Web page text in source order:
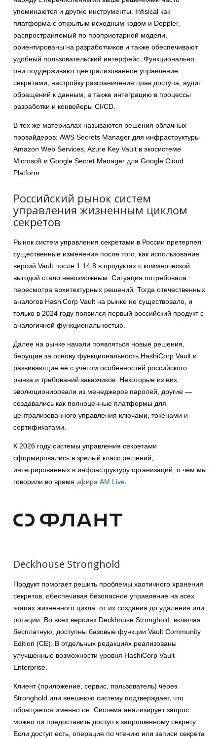
упоминаются и другие инструменты. Infisical как
платформа с открытым исходным кодом и Doppler,
распространяемый по проприетарной модели,
ориентированы на разработчиков и также обеспечивают
удобный пользовательский интерфейс. Функционально
они поддерживают централизованное управление
секретами, настройку разграничения прав доступа, аудит
обращений к данным, а также интеграцию в процессы
разработки и конвейеры CI/CD.
В тех же материалах называются решения облачных
провайдеров: AWS Secrets Manager для инфраструктуры
Amazon Web Services, Azure Key Vault в экосистеме
Microsoft и Google Secret Manager для Google Cloud
Platform.
Российский рынок систем
управления жизненным циклом
секретов
Рынок систем управления секретами в России претерпел
существенные изменения после того, как использование
версий Vault после 1.14.8 в продуктах с коммерческой
выгодой стало невозможным. Ситуация потребовала
пересмотра архитектурных решений. Тогда отечественных
аналогов HashiCorp Vault на рынке не существовало, и
только в 2024 году появился первый российский продукт с
аналогичной функциональностью.
Далее на рынке начали появляться новые решения,
берущие за основу функциональность HashiCorp Vault и
развивающие её с учётом особенностей российского
рынка и требований заказчиков. Некоторые из них
эволюционировали из менеджеров паролей, другие —
создавались как полноценные платформы для
централизованного управления ключами, токенами и
сертификатами.
К 2026 году системы управления секретами
сформировались в зрелый класс решений,
интегрированных в инфраструктуру организаций, о чём мы
говорили во время эфира AM Live.
Deckhouse Stronghold
Продукт помогает решить проблемы хаотичного хранения
секретов, обеспечивая безопасное управление на всех
этапах жизненного цикла: от их создания до удаления или
ротации. Во всех версиях Deckhouse Stronghold, включая
бесплатную, доступны базовые функции Vault Community
Edition (CE). В отдельных редакциях реализованы
улучшенные возможности уровня HashiCorp Vault
Enterprise.
Клиент (приложение, сервис, пользователь) через
Stronghold или внешнюю систему подтверждает, что
обращается именно он. Система анализирует запрос:
можно ли предоставить доступ к запрошенному секрету.
Если доступ есть, операция по чтению или записи секрета